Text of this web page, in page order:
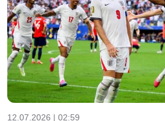
12.07.2026 | 02:59